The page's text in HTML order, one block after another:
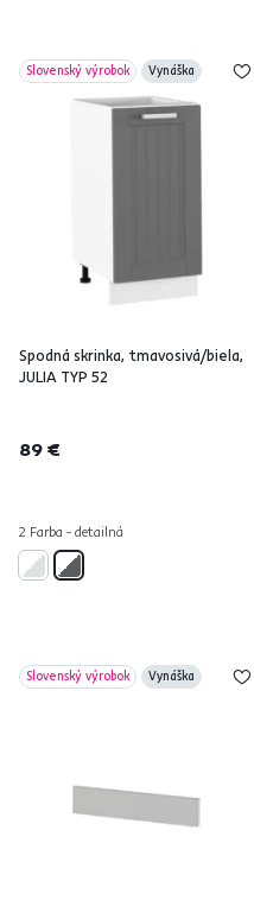
Slovenský výrobok Vynáška
Spodná skrinka, tmavosivá/biela,
JULIA TYP 52
89 €
2 Farba - detailná
Slovenský výrobok Vynáška